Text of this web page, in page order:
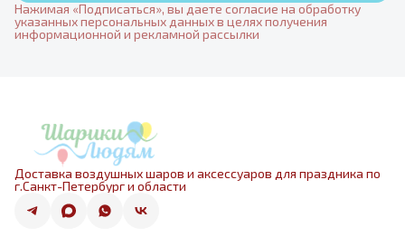
Нажимая «Подписаться», вы даете согласие на обработку
указанных персональных данных в целях получения
информационной и рекламной рассылки
Доставка воздушных шаров и аксессуаров для праздника по
г.Санкт-Петербург и области